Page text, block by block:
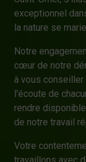
exceptionnel
la nature se
Notre
cœur de notre
à vous conseiller
l'écoute de
rendre
de notre travail
Votre